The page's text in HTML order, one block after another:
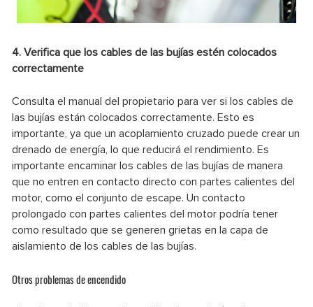
4. Verifica que los cables de las bujías estén colocados
correctamente
Consulta el manual del propietario para ver si los cables de
las bujías están colocados correctamente. Esto es
importante, ya que un acoplamiento cruzado puede crear un
drenado de energía, lo que reducirá el rendimiento. Es
importante encaminar los cables de las bujías de manera
que no entren en contacto directo con partes calientes del
motor, como el conjunto de escape. Un contacto
prolongado con partes calientes del motor podría tener
como resultado que se generen grietas en la capa de
aislamiento de los cables de las bujías.
Otros problemas de encendido